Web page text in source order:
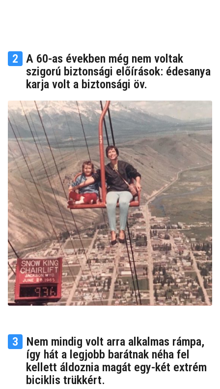
2 A 60-as években még nem voltak
szigorú biztonsági előírások: édesanya
karja volt a biztonsági öv.
3
Nem mindig volt arra alkalmas rámpa,
így hát a legjobb barátnak néha fel
kellett áldoznia magát egy-két extrém
biciklis trükkért.